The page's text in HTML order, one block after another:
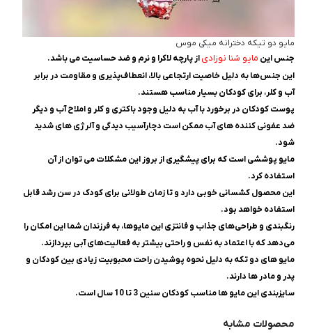
مایو دو تیکه دخترانه میکی موس
جنس این مایو شنا نوزادیاز پارچه لاکرا و نرم و ضد حساسیت می باشد.
این جنس‌ها به دلیل خاصیت ارتجاعی بالا، انعطاف‌پذیری و مقاومت در برابر
آب و کلر، برای کودکان بسیار مناسب هستند.
پوست کودکان در برخورد با آب به دلیل وجود باکتری و کلر و املاح آب و دیگر
ضد عفونی کننده های آب ممکن است دچارآسیب دیدگی و آلرژی های شدید
شود.
مایو پوششی است که برای پیشگیری از بروز این مشکلات می توان از آن
استفاده کرد.
این محصول کشسانی خوبی دارد و تا زمان طولانی برای کودک در سن رشد قابل
استفاده خواهد بود.
رنگبندی و طراحی‌های جذاب و فانتزی این مایوها، به فرزندان شما این امکان را
می‌دهد که با اعتماد به نفس و راحتی بیشتر به فعالیت‌های آبی بپردازند.
مایو های دو تکه به دلیل نحوه پوشیدن راحت محبوبیت زیادی بین کودکان و
پدر و مادر ها دارند.
سایزبندی این مایو ها مناسب کودکان سنین 3 تا 10 سال است.
محصولات مشابه